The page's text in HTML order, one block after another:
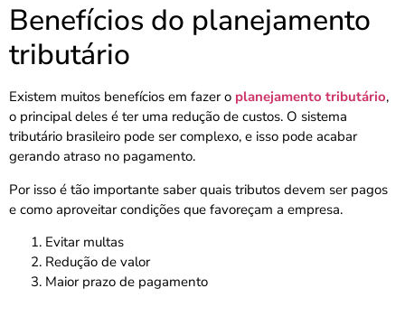
Benefícios do planejamento
tributário
Existem muitos benefícios em fazer o planejamento tributário,
o principal deles é ter uma redução de custos. O sistema
tributário brasileiro pode ser complexo, e isso pode acabar
gerando atraso no pagamento.
Por isso é tão importante saber quais tributos devem ser pagos
e como aproveitar condições que favoreçam a empresa.
Evitar multas
Redução de valor
Maior prazo de pagamento